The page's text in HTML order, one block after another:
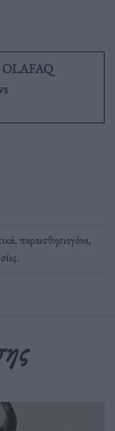
OLAFAQ
,παραισθησιογόνα,
.